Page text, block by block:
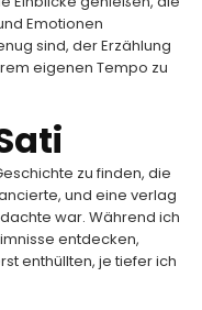
Emotionen
sind, der Erzählung
eigenen Tempo zu
zu finden, die
und eine verlag
war. Während ich
entdecken,
enthüllten, je tiefer ich